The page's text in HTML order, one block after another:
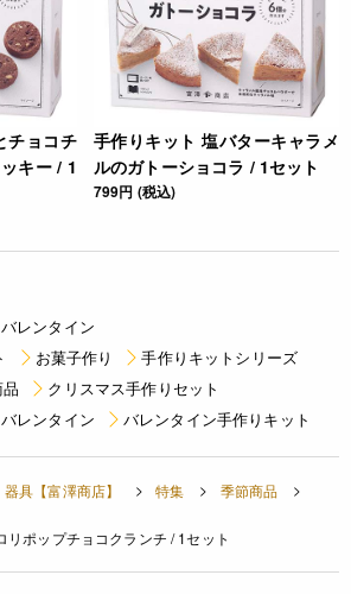
チョコチ
キー / 1
手作りキット 塩バターキャラメ
ルのガトーショコラ / 1セット
799円 (税込)
バレンタイン
お菓子作り
手作りキットシリーズ
クリスマス手作りセット
バレンタイン バレンタイン手作りキット
具【富澤商店】 特集
季節商品
ポップチョコクランチ / 1セット